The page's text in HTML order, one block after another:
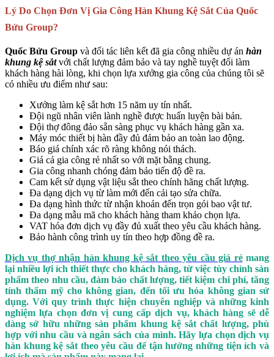
Lý Do Chọn Đơn Vị Gia Công Hàn Khung Kệ Sắt Của Quốc
Bửu Group?
Quốc Bửu Group và đối tác liên kết đã gia công nhiều dự án hàn
khung kệ sắtvới chất lượng đảm bảo và tay nghề tuyệt đối làm
khách hàng hài lòng, khi chọn lựa xưởng gia công của chúng tôi sẽ
có nhiều ưu điểm như sau:
Xưởng làm kệ sắt hơn 15 năm uy tín nhất.
Đội ngũ nhân viên lành nghề được huấn luyện bài bản.
Đội thợ đông đảo sẵn sàng phục vụ khách hàng gần xa.
Máy móc thiết bị hàn đầy đủ đảm bảo an toàn lao động.
Báo giá chính xác rõ ràng không nói thách.
Giá cả gia công rẻ nhất so với mặt bằng chung.
Gia công nhanh chóng đảm bảo tiến độ đề ra.
Cam kết sử dụng vật liệu sắt theo chính hãng chất lượng.
Đa dạng dịch vụ từ làm mới đến cải tạo sửa chữa.
Đa dạng hình thức từ nhận khoán đến trọn gói bao vật tư.
Đa dạng mẫu mã cho khách hàng tham khảo chọn lựa.
VAT hóa đơn dịch vụ đầy đủ xuất theo yêu cầu khách hàng.
Bảo hành công trình uy tín theo hợp đồng đề ra.
Dịch vụ thợ nhận hàn khung kệ sắt theo yêu cầu giá rẻmang
lại nhiều lợi ích thiết thực cho khách hàng, từ việc tùy chỉnh sản
phẩm theo nhu cầu, đảm bảo chất lượng, tiết kiệm chi phí, tăng
tính thẩm mỹ cho không gian, đến tối ưu hóa không gian sử
dụng. Với quy trình thực hiện chuyên nghiệp và những kinh
nghiệm lựa chọn đơn vị cung cấp dịch vụ, khách hàng sẽ dễ
dàng sở hữu những sản phẩm khung kệ sắt chất lượng, phù
hợp với nhu cầu và ngân sách của mình. Hãy lựa chọn dịch vụ
hàn khung kệ sắt theo yêu cầu để tận hưởng những tiện ích và